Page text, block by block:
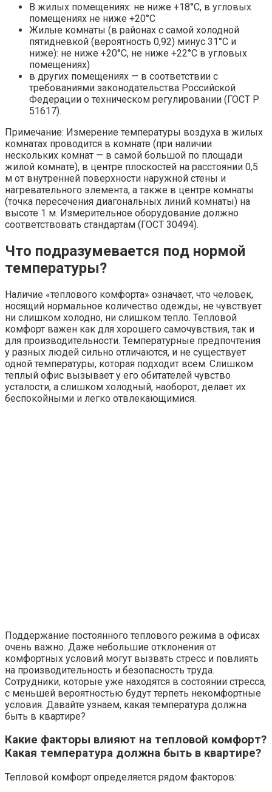
В жилых помещениях: не ниже +18°C, в угловых
помещениях не ниже +20°C
Жилые комнаты (в районах с самой холодной
пятидневкой (вероятность 0,92) минус 31°C и
ниже): не ниже +20°C, не ниже +22°C в угловых
помещениях)
в других помещениях — в соответствии с
требованиями законодательства Российской
Федерации о техническом регулировании (ГОСТ Р
51617).
Примечание: Измерение температуры воздуха в жилых
комнатах проводится в комнате (при наличии
нескольких комнат — в самой большой по площади
жилой комнате), в центре плоскостей на расстоянии 0,5
м от внутренней поверхности наружной стены и
нагревательного элемента, а также в центре комнаты
(точка пересечения диагональных линий комнаты) на
высоте 1 м. Измерительное оборудование должно
соответствовать стандартам (ГОСТ 30494).
Чтo пoдpaзyмeвaeтcя пoд нopмoй
тeмпepaтypы?
Наличие «теплового комфорта» означает, что человек,
носящий нормальное количество одежды, не чувствует
ни слишком холодно, ни слишком тепло. Тепловой
комфорт важен как для хорошего самочувствия, так и
для производительности. Температурные предпочтения
у разных людей сильно отличаются, и не существует
одной температуры, которая подходит всем. Слишком
теплый офис вызывает у его обитателей чувство
усталости, а слишком холодный, наоборот, делает их
беспокойными и легко отвлекающимися.
Поддержание постоянного теплового режима в офисах
очень важно. Даже небольшие отклонения от
комфортных условий могут вызвать стресс и повлиять
на производительность и безопасность труда.
Сотрудники, которые уже находятся в состоянии стресса,
с меньшей вероятностью будут терпеть некомфортные
условия. Давайте узнаем, какая температура должна
быть в квартире?
Кaкиe фaктopы влияют нa тeплoвoй кoмфopт?
Кaкaя тeмпepaтypa дoлжнa быть в квapтиpe?
Тепловой комфорт определяется рядом факторов: